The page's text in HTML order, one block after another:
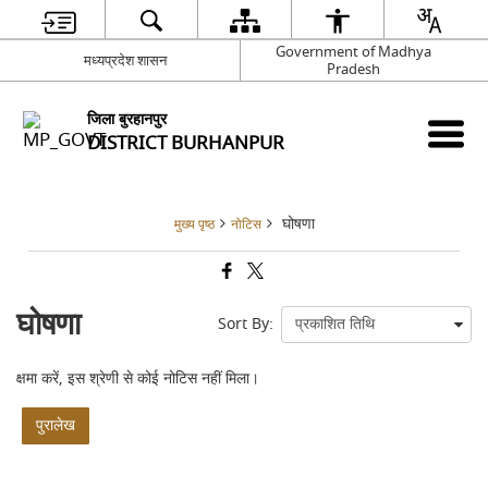
मध्यप्रदेश शासन
Government of Madhya
Pradesh
जिला बुरहानपुर
DISTRICT BURHANPUR
मुख्य पृष्ठ नोटिस घोषणा
घोषणा Sort By:
क्षमा करें, इस श्रेणी से कोई नोटिस नहीं मिला।
पुरालेख